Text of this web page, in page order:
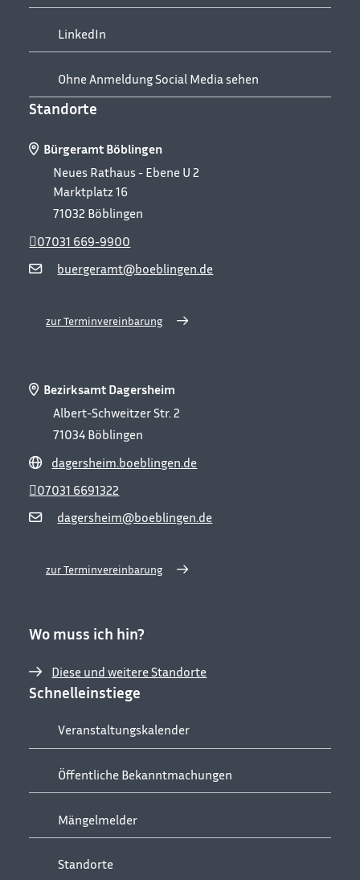
LinkedIn
Ohne Anmeldung Social Media sehen
Standorte
Bürgeramt Böblingen
Neues Rathaus - Ebene U 2
Marktplatz 16
71032 Böblingen
buergeramt@boeblingen.de
07031 669-9900
zur Terminvereinbarung
Bezirksamt Dagersheim
Albert-Schweitzer Str. 2
71034 Böblingen
dagersheim.boeblingen.de
dagersheim@boeblingen.de
07031 6691322
zur Terminvereinbarung
Wo muss ich hin?
Diese und weitere Standorte
Schnelleinstiege
Veranstaltungskalender
Öffentliche Bekanntmachungen
Mängelmelder
Standorte